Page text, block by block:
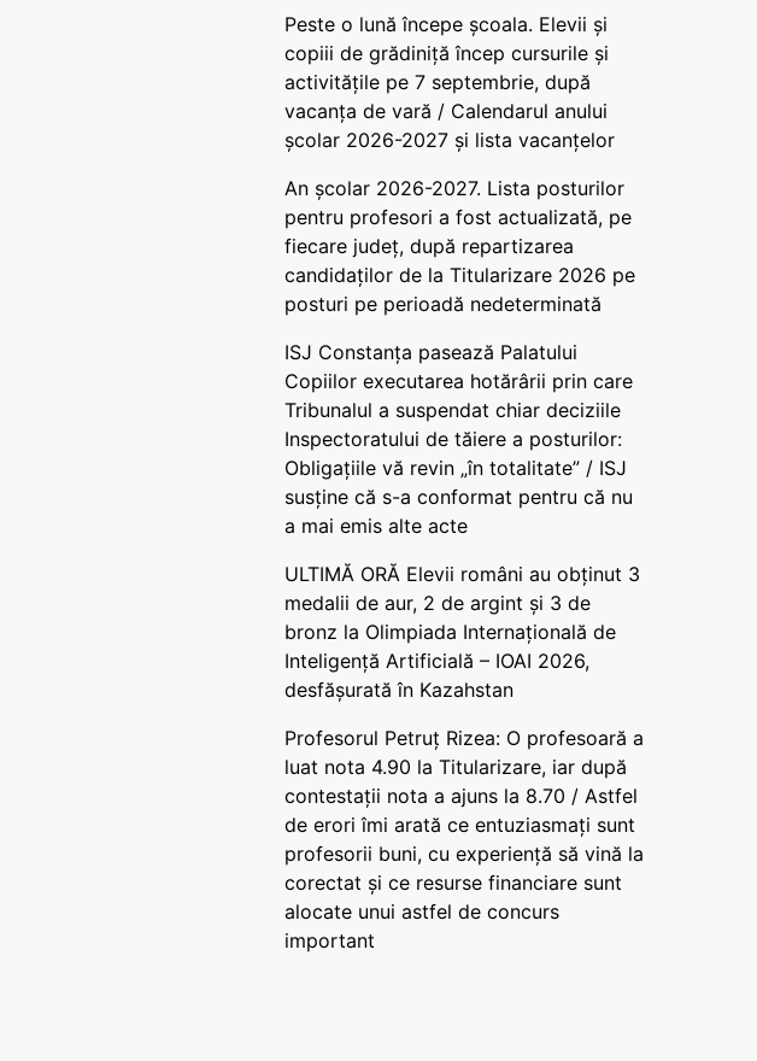
Peste o lună începe școala. Elevii și
copiii de grădiniță încep cursurile și
activitățile pe 7 septembrie, după
vacanța de vară / Calendarul anului
școlar 2026-2027 și lista vacanțelor
An școlar 2026-2027. Lista posturilor
pentru profesori a fost actualizată, pe
fiecare județ, după repartizarea
candidaților de la Titularizare 2026 pe
posturi pe perioadă nedeterminată
ISJ Constanța pasează Palatului
Copiilor executarea hotărârii prin care
Tribunalul a suspendat chiar deciziile
Inspectoratului de tăiere a posturilor:
Obligațiile vă revin „în totalitate” / ISJ
susține că s-a conformat pentru că nu
a mai emis alte acte
ULTIMĂ ORĂ Elevii români au obținut 3
medalii de aur, 2 de argint și 3 de
bronz la Olimpiada Internațională de
Inteligență Artificială – IOAI 2026,
desfășurată în Kazahstan
Profesorul Petruț Rizea: O profesoară a
luat nota 4.90 la Titularizare, iar după
contestații nota a ajuns la 8.70 / Astfel
de erori îmi arată ce entuziasmați sunt
profesorii buni, cu experiență să vină la
corectat și ce resurse financiare sunt
alocate unui astfel de concurs
important